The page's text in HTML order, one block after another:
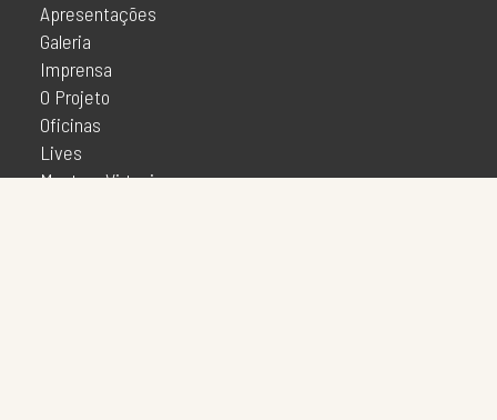
Apresentações
Galeria
Imprensa
O Projeto
Oficinas
Lives
Mostras Virtuais